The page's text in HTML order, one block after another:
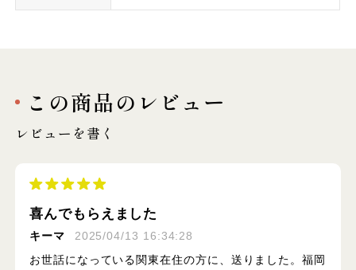
この商品のレビュー
レビューを書く
喜んでもらえました
キーマ
2025/04/13 16:34:28
お世話になっている関東在住の方に、送りました。福岡